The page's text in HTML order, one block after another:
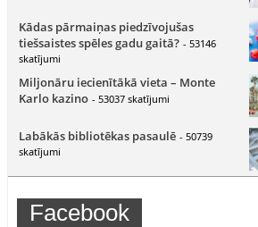
Kādas pārmaiņas piedzīvojušas
tiešsaistes spēles gadu gaitā? - 53146
skatījumi
Miljonāru iecienītākā vieta – Monte
Karlo kazino - 53037 skatījumi
Labākās bibliotēkas pasaulē - 50739
skatījumi
Facebook